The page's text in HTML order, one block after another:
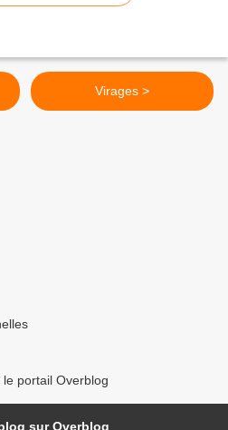
Virages >
portail Overblog
sur Overblog